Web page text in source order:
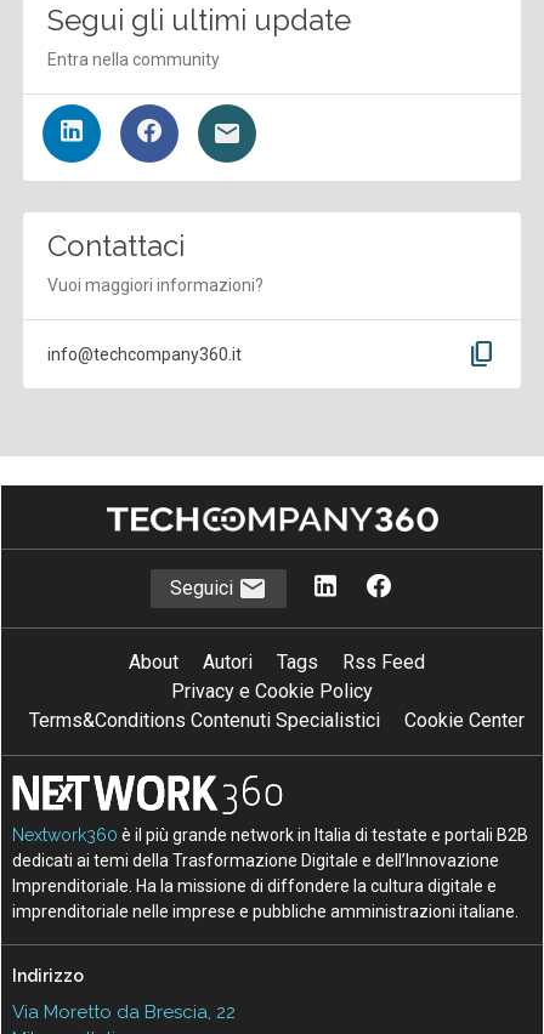
Segui gli ultimi update
Entra nella community
Contattaci
Vuoi maggiori informazioni?
info@techcompany360.it content_copy
Seguici
About Autori Tags
Rss Feed
Privacy e Cookie Policy
Terms&Conditions Contenuti Specialistici
Cookie Center
Nextwork360 è il più grande network in Italia di testate e portali B2B
dedicati ai temi della Trasformazione Digitale e dell’Innovazione
Imprenditoriale. Ha la missione di diffondere la cultura digitale e
imprenditoriale nelle imprese e pubbliche amministrazioni italiane.
Indirizzo
Via Moretto da Brescia, 22